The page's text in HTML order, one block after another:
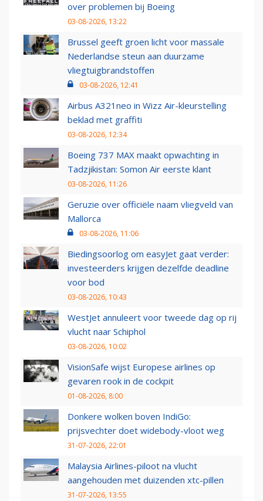
over problemen bij Boeing
03-08-2026, 13:22
Brussel geeft groen licht voor massale
Nederlandse steun aan duurzame
vliegtuigbrandstoffen
03-08-2026, 12:41
Airbus A321neo in Wizz Air-kleurstelling
beklad met graffiti
03-08-2026, 12:34
Boeing 737 MAX maakt opwachting in
Tadzjikistan: Somon Air eerste klant
03-08-2026, 11:26
Geruzie over officiële naam vliegveld van
Mallorca
03-08-2026, 11:06
Biedingsoorlog om easyJet gaat verder:
investeerders krijgen dezelfde deadline
voor bod
03-08-2026, 10:43
WestJet annuleert voor tweede dag op rij
vlucht naar Schiphol
03-08-2026, 10:02
VisionSafe wijst Europese airlines op
gevaren rook in de cockpit
01-08-2026, 8:00
Donkere wolken boven IndiGo:
prijsvechter doet widebody-vloot weg
31-07-2026, 22:01
Malaysia Airlines-piloot na vlucht
aangehouden met duizenden xtc-pillen
31-07-2026, 13:55